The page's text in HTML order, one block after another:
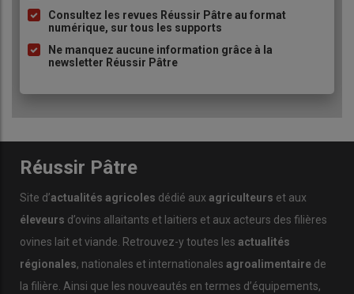
à
puce
Consultez les revues Réussir Pâtre au format
numérique, sur tous les supports
Ne manquez aucune information grâce à la
newsletter Réussir Pâtre
Réussir Pâtre
Site d’actualités agricoles dédié aux agriculteurs et aux
éleveurs d’ovins allaitants et laitiers et aux acteurs des filières
ovines lait et viande. Retrouvez-y toutes les actualités
régionales, nationales et internationales agroalimentaire de
la filière. Ainsi que les nouveautés en termes d’équipements,